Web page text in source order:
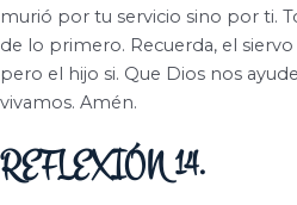
murió por tu servicio sino por ti.
de lo primero. Recuerda, el
pero el hijo si. Que Dios nos
vivamos. Amén.
REFLEXIÓN 14.